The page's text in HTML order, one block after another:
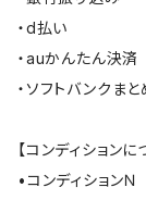
・d払い
・auかんたん決済
・ソフトバンクま
【コンディションに
•コンディションＮ